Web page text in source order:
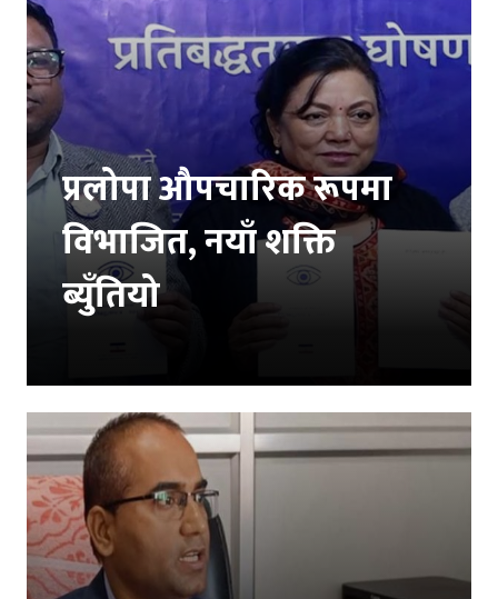
प्रलोपा औपचारिक रूपमा
विभाजित, नयाँ शक्ति
ब्युँतियो